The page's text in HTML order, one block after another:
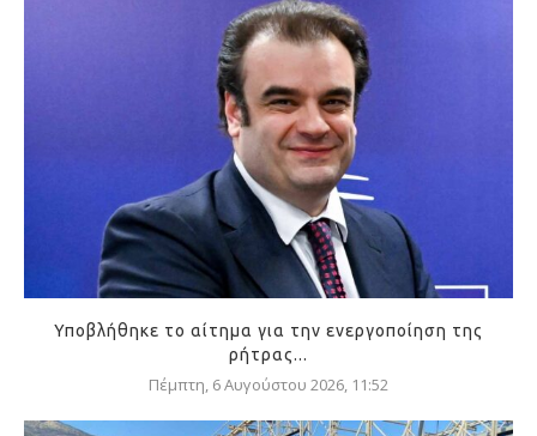
Υποβλήθηκε το αίτημα για την ενεργοποίηση της
ρήτρας...
Πέμπτη, 6 Αυγούστου 2026, 11:52